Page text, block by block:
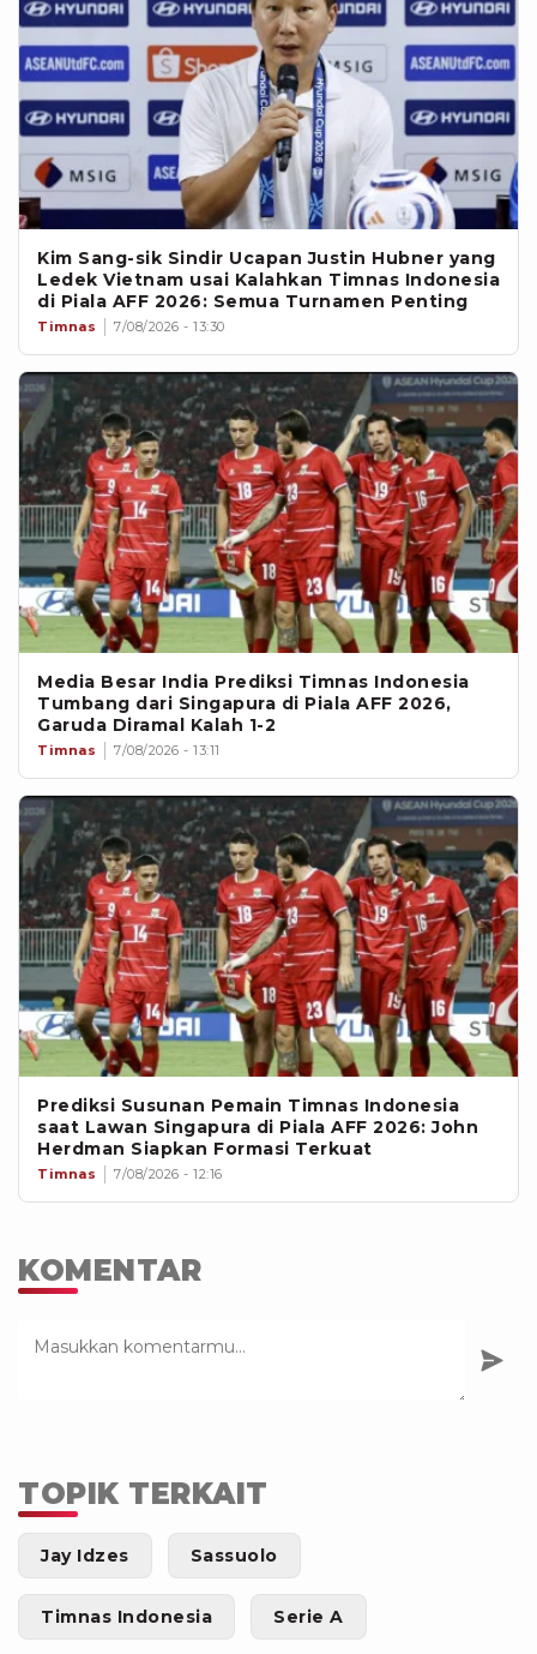
Kim Sang-sik Sindir Ucapan Justin Hubner yang
Ledek Vietnam usai Kalahkan Timnas Indonesia
di Piala AFF 2026: Semua Turnamen Penting
Timnas 7/08/2026 - 13:30
Media Besar India Prediksi Timnas Indonesia
Tumbang dari Singapura di Piala AFF 2026,
Garuda Diramal Kalah 1-2
Timnas 7/08/2026 - 13:11
Prediksi Susunan Pemain Timnas Indonesia
saat Lawan Singapura di Piala AFF 2026: John
Herdman Siapkan Formasi Terkuat
Timnas 7/08/2026 - 12:16
KOMENTAR
TOPIK TERKAIT
Jay Idzes Sassuolo
Timnas Indonesia Serie A